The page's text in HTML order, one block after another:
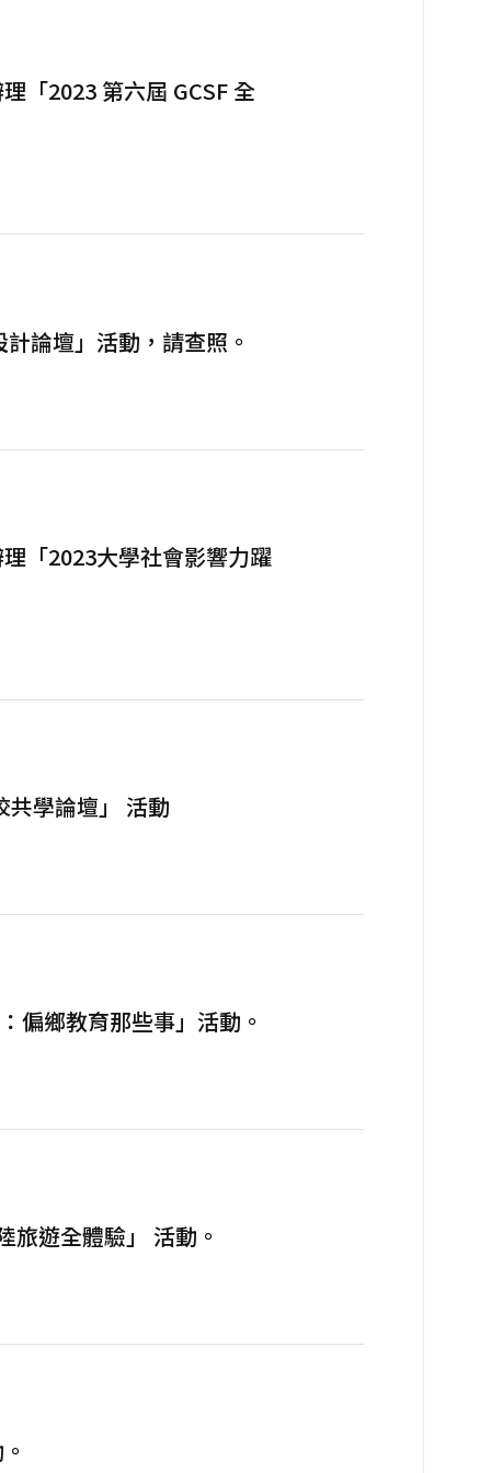
「2023 第六屆 GCSF 全
論壇」活動，請查照。
「2023大學社會影響力躍
共學論壇」 活動
偏鄉教育那些事」活動。
遊全體驗」 活動。